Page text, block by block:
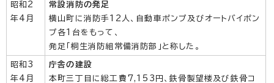
昭和2
年4月
常設消防の発足
横山町に消防手12人、自動車ポンプ及びオートバイポン
プ各1台をもって、
発足「桐生消防組常備消防部」と称した。
昭和3
年4月
庁舎の建設
本町三丁目に総工費7,153円、鉄骨製望楼及び鉄骨コ